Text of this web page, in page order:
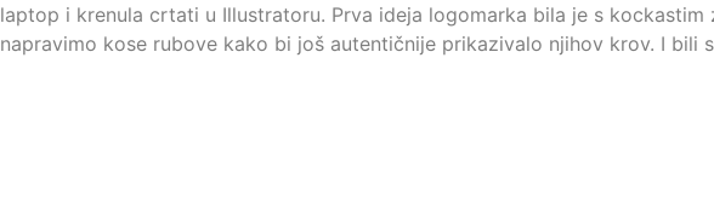
laptop i krenula crtati u Illustratoru. Prva ideja logomarka bila je s
napravimo kose rubove kako bi još autentičnije prikazivalo njihov krov. I bili